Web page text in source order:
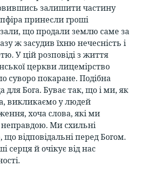
залишити частину
принесли гроші
що продали землю саме за
ж засудив їхню нечесність і
У цій розповіді з життя
церкви лицемірство
суворо покаране. Подібна
для Бога. Буває так, що і ми, як
викликаємо у людей
хоча слова, які ми
неправдою. Ми схильні
що відповідальні перед Богом.
серця й очікує від нас